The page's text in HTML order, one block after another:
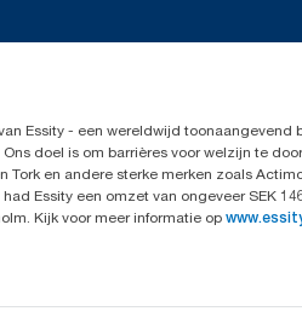
Essity - een wereldwijd
doel is om barrières voor welzijn te
Tork en andere sterke merken zoals
Essity een omzet van ongeveer SEK
Kijk voor meer informatie op